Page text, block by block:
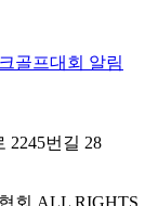
골프대회 알림
2245번길 28
회 ALL RIGHTS